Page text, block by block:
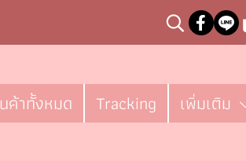
ค้าทั้งหมด Tracking เพิ่มเติม